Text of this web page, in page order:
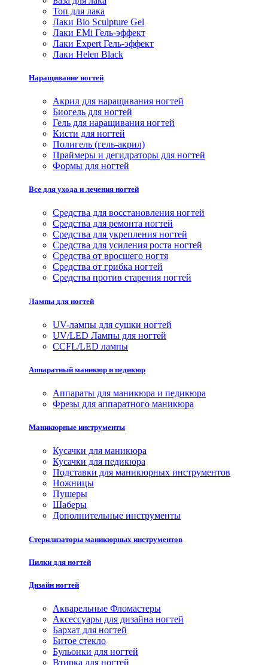
Топ для лака
Лаки Bio Sculpture Gel
Лаки EMi Гель-эффект
Лаки Expert Гель-эффект
Лаки Helen Black
Наращивание ногтей
Акрил для наращивания ногтей
Биогель для ногтей
Гель для наращивания ногтей
Кисти для ногтей
Полигель (гель-акрил)
Праймеры и дегидраторы для ногтей
Формы для ногтей
Все для ухода и лечения ногтей
Средства для восстановления ногтей
Средства для ремонта ногтей
Средства для укрепления ногтей
Средства для усиления роста ногтей
Средства от вросшего ногтя
Средства от грибка ногтей
Средства против старения ногтей
Лампы для ногтей
UV-лампы для сушки ногтей
UV/LED Лампы для ногтей
CCFL/LED лампы
Аппаратный маникюр и педикюр
Аппараты для маникюра и педикюра
Фрезы для аппаратного маникюра
Маникюрные инструменты
Кусачки для маникюра
Кусачки для педикюра
Подставки для маникюрных инструментов
Ножницы
Пушеры
Шаберы
Дополнительные инструменты
Стерилизаторы маникюрных инструментов
Пилки для ногтей
Дизайн ногтей
Акварельные Фломастеры
Аксессуары для дизайна ногтей
Бархат для ногтей
Битое стекло
Бульонки для ногтей
Втирка для ногтей